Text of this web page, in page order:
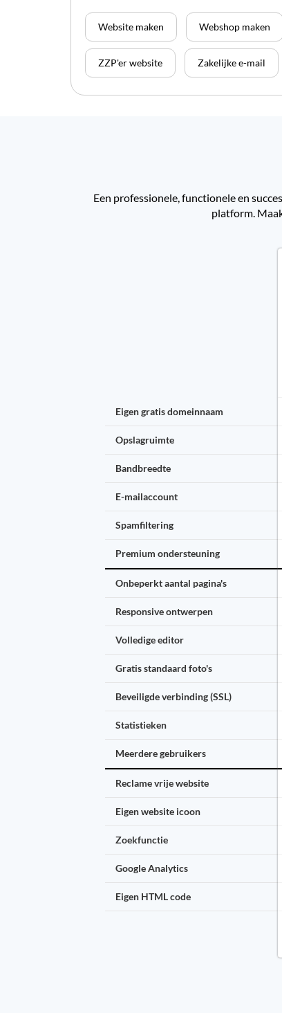
Website maken Webshop maken
ZZP'er website Zakelijke e-mail
Een professionele, functionele en
platform.
Eigen gratis domeinnaam
Opslagruimte
Bandbreedte
E-mailaccount
Spamfiltering
Premium ondersteuning
Onbeperkt aantal pagina's
Responsive ontwerpen
Volledige editor
Gratis standaard foto's
Beveiligde verbinding (SSL)
Statistieken
Meerdere gebruikers
Reclame vrije website
Eigen website icoon
Zoekfunctie
Google Analytics
Eigen HTML code